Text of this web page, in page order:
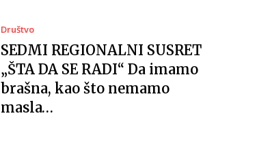
Društvo
SEDMI REGIONALNI SUSRET
„ŠTA DA SE RADI“ Da imamo
brašna, kao što nemamo
masla…